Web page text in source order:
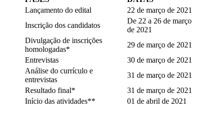
Lançamento do edital
22 de março de 2021
Inscrição dos candidatos
De 22 a 26 de março
de 2021
Divulgação de inscrições
homologadas*
29 de março de 2021
Entrevistas
30 de março de 2021
Análise do currículo e
entrevistas
31 de março de 2021
Resultado final*
31 de março de 2021
Início das atividades**
01 de abril de 2021